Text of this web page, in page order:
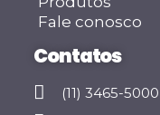
Fale conosco
Contatos
(11) 3465-5000